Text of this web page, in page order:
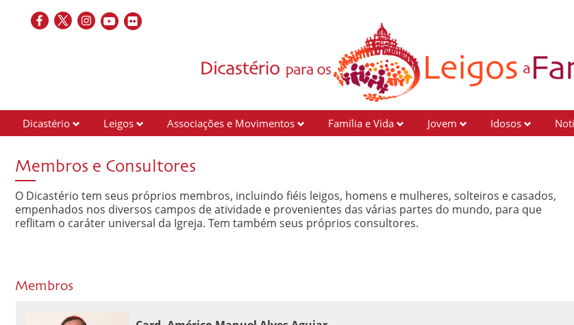
Dicastério Leigos Associações e Movimentos Família e Vida Jovem Idosos
Membros e Consultores
O Dicastério tem seus próprios membros, incluindo fiéis leigos, homens e mulheres, solteiros e casados,
empenhados nos diversos campos de atividade e provenientes das várias partes do mundo, para que
reflitam o caráter universal da Igreja. Tem também seus próprios consultores.
Membros